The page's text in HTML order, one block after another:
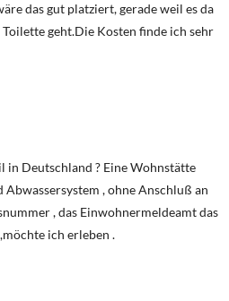
das gut platziert, gerade weil es da
geht.Die Kosten finde ich sehr
in Deutschland ? Eine Wohnstätte
, ohne Anschluß an
, das Einwohnermeldeamt das
ich erleben .